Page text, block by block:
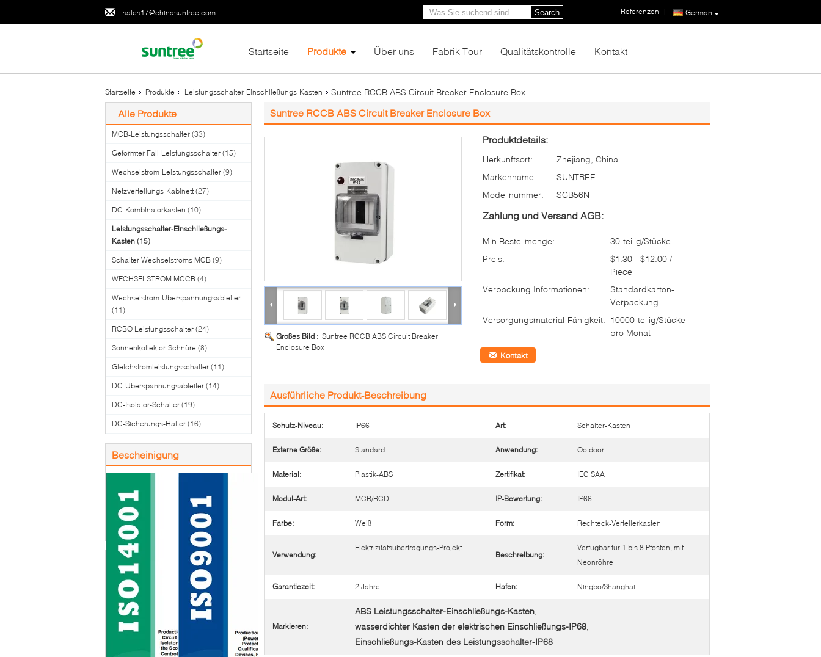
sales17@chinasuntree.com German
Referenzen |
Search
Startseite Produkte Über uns Fabrik Tour Qualitätskontrolle Kontakt
Startseite Produkte Leistungsschalter-Einschließungs-Kasten Suntree RCCB ABS Circuit Breaker Enclosure Box
Alle Produkte
MCB-Leistungsschalter (33)
Geformter Fall-Leistungsschalter (15)
Wechselstrom-Leistungsschalter (9)
Netzverteilungs-Kabinett (27)
DC-Kombinatorkasten (10)
Leistungsschalter-Einschließungs-
Kasten (15)
Schalter Wechselstroms MCB (9)
WECHSELSTROM MCCB (4)
Wechselstrom-Überspannungsableiter
(11)
RCBO Leistungsschalter (24)
Sonnenkollektor-Schnüre (8)
Gleichstromleistungsschalter (11)
DC-Überspannungsableiter (14)
DC-Isolator-Schalter (19)
DC-Sicherungs-Halter (16)
Bescheinigung
Suntree RCCB ABS Circuit Breaker Enclosure Box
Großes Bild : Suntree RCCB ABS Circuit Breaker
Enclosure Box
Produktdetails:
Herkunftsort:
Zhejiang, China
Markenname:
SUNTREE
Modellnummer:
SCB56N
Zahlung und Versand AGB:
Min Bestellmenge:
30-teilig/Stücke
Preis:
$1.30 - $12.00 /
Piece
Verpackung Informationen:
Standardkarton-
Verpackung
Versorgungsmaterial-Fähigkeit: 10000-teilig/Stücke
pro Monat
Kontakt
Ausführliche Produkt-Beschreibung
Schutz-Niveau: IP66 Art: Schalter-Kasten
Externe Größe: Standard Anwendung: Ootdoor
Material: Plastik-ABS Zertifikat: IEC SAA
Modul-Art: MCB/RCD IP-Bewertung: IP66
Farbe: Weiß Form: Rechteck-Verteilerkasten
Verwendung:
Elektrizitätsübertragungs-Projekt
Beschreibung:
Verfügbar für 1 bis 8 Pfosten, mit
Neonröhre
Garantiezeit: 2 Jahre Hafen: Ningbo/Shanghai
Markieren:
ABS Leistungsschalter-Einschließungs-Kasten,
wasserdichter Kasten der elektrischen Einschließungs-IP68,
Einschließungs-Kasten des Leistungsschalter-IP68